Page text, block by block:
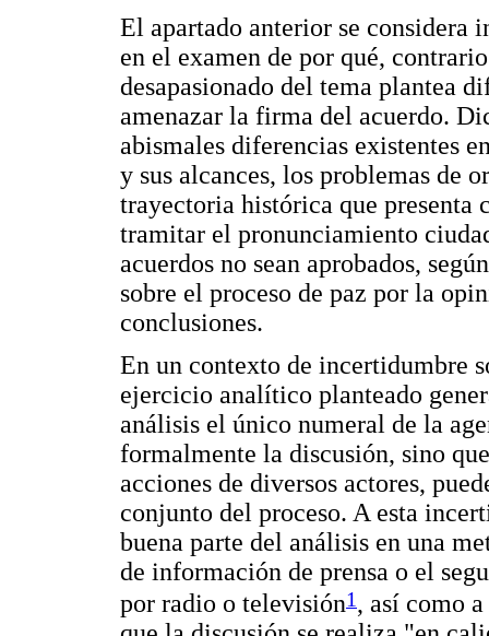
El apartado anterior se considera
en el examen de por qué,
desapasionado del tema plantea
amenazar la firma del acuerdo.
abismales diferencias existentes
y sus alcances, los problemas de
trayectoria histórica que presenta
tramitar el pronunciamiento
acuerdos no sean aprobados,
sobre el proceso de paz por la
conclusiones.
En un contexto de incertidumbre
ejercicio analítico planteado
análisis el único numeral de la
formalmente la discusión, sino
acciones de diversos actores,
conjunto del proceso. A esta
buena parte del análisis en una
de información de prensa o el
por radio o televisión1, así como